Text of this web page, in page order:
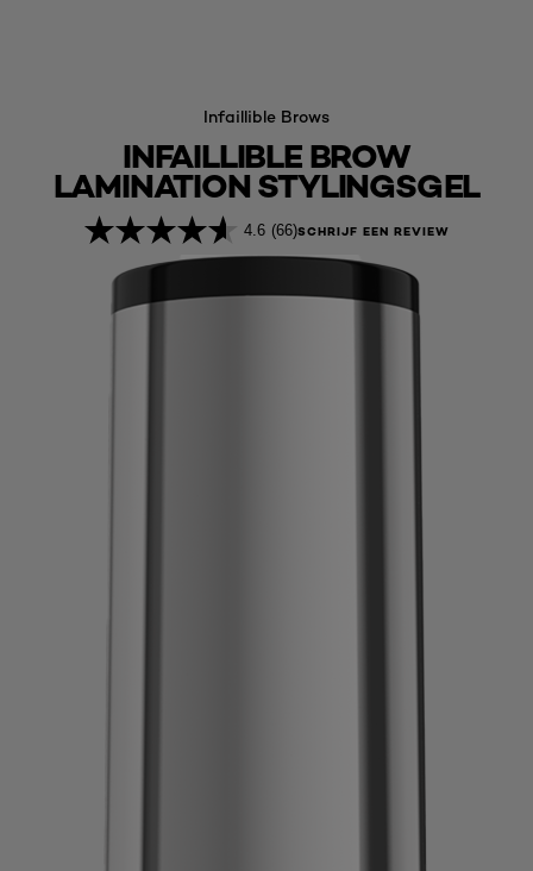
Infaillible Brows
INFAILLIBLE BROW
LAMINATION STYLINGSGEL
4.6 (66)SCHRIJF EEN REVIEW